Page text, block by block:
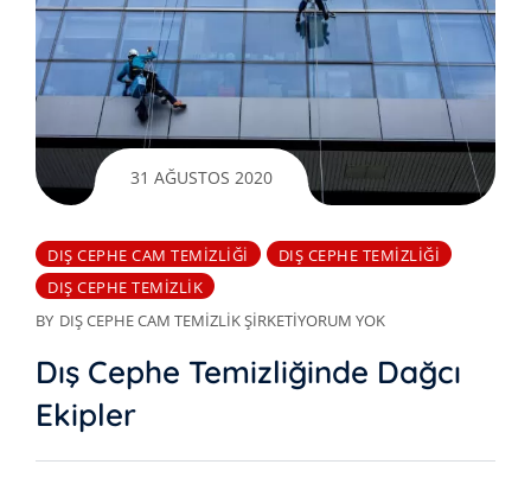
31 AĞUSTOS 2020
DIŞ CEPHE CAM TEMIZLIĞI
DIŞ CEPHE TEMIZLIĞI
DIŞ CEPHE TEMIZLIK
BY DIŞ CEPHE CAM TEMIZLIK ŞIRKETIYORUM YOK
Dış Cephe Temizliğinde Dağcı
Ekipler